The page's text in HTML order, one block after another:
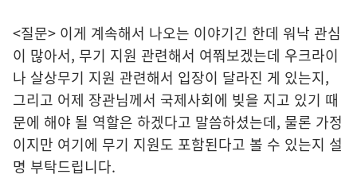
<질문> 이게 계속해서 나오는 이야기긴 한데 워낙 관심
이 많아서, 무기 지원 관련해서 여쭤보겠는데 우크라이
나 살상무기 지원 관련해서 입장이 달라진 게 있는지,
그리고 어제 장관님께서 국제사회에 빚을 지고 있기 때
문에 해야 될 역할은 하겠다고 말씀하셨는데, 물론 가정
이지만 여기에 무기 지원도 포함된다고 볼 수 있는지 설
명 부탁드립니다.